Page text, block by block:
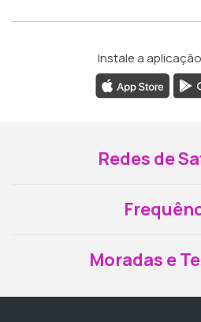
Instale a aplicação
Redes de
Moradas e